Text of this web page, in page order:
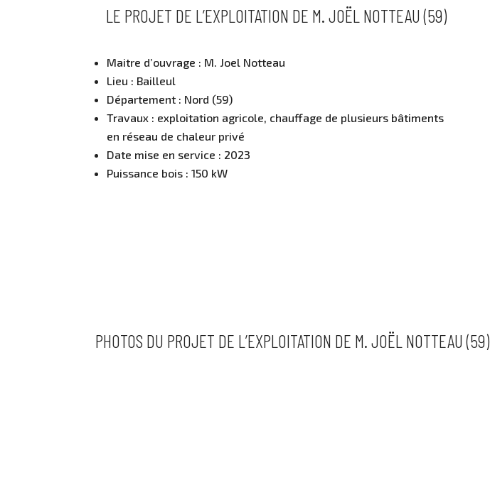
LE PROJET DE L’EXPLOITATION DE M. JOËL NOTTEAU (59)
­Maitre d’ouvrage : M. Joel Notteau
Lieu : Bailleul
Département : Nord (59)
Travaux : exploitation agricole, chauffage de plusieurs bâtiments
en réseau de chaleur privé
Date mise en service : 2023
Puissance bois : 150 kW
PHOTOS DU PROJET DE L’EXPLOITATION DE M. JOËL NOTTEAU (59)